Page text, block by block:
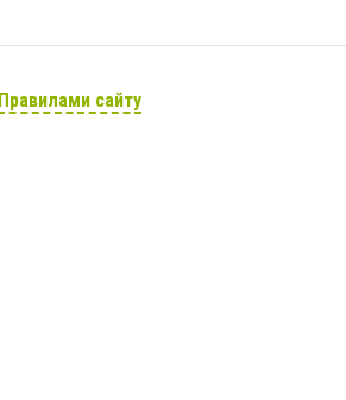
Правилами сайту